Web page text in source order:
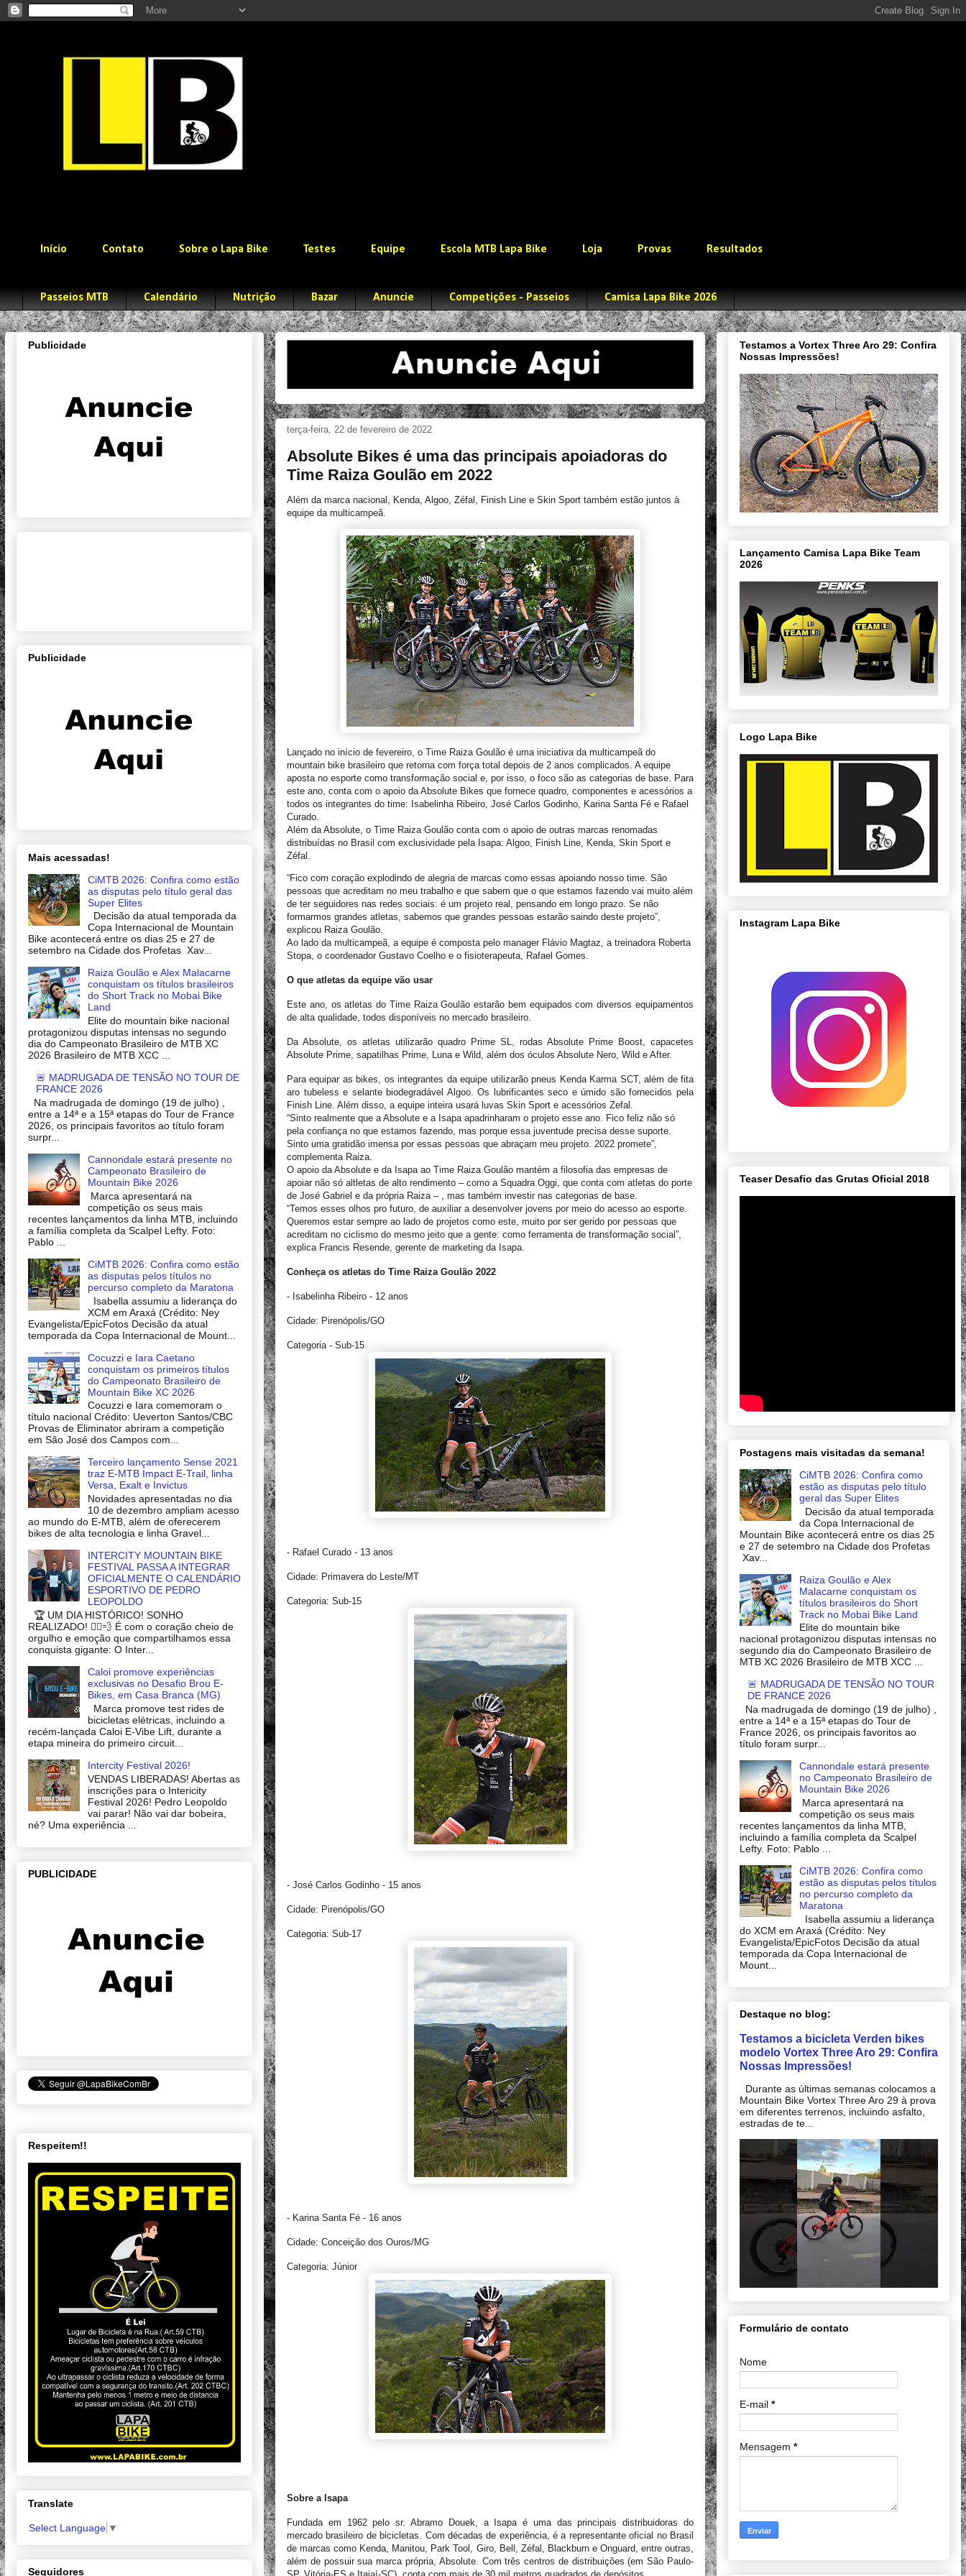
Início Contato Sobre o Lapa Bike Testes Equipe Escola MTB Lapa Bike Loja Provas Resultados
Passeios MTB Calendário Nutrição Bazar Anuncie Competições - Passeios Camisa Lapa Bike 2026
terça-feira, 22 de fevereiro de 2022
Absolute Bikes é uma das principais apoiadoras do
Time Raiza Goulão em 2022
Além da marca nacional, Kenda, Algoo, Zéfal, Finish Line e Skin Sport também estão juntos à
equipe da multicampeã.
Lançado no início de fevereiro, o Time Raiza Goulão é uma iniciativa da multicampeã do
mountain bike brasileiro que retorna com força total depois de 2 anos complicados. A equipe
aposta no esporte como transformação social e, por isso, o foco são as categorias de base. Para
este ano, conta com o apoio da Absolute Bikes que fornece quadro, componentes e acessórios a
todos os integrantes do time: Isabelinha Ribeiro, José Carlos Godinho, Karina Santa Fé e Rafael
Curado.
Além da Absolute, o Time Raiza Goulão conta com o apoio de outras marcas renomadas
distribuídas no Brasil com exclusividade pela Isapa: Algoo, Finish Line, Kenda, Skin Sport e
Zéfal.
“Fico com coração explodindo de alegria de marcas como essas apoiando nosso time. São
pessoas que acreditam no meu trabalho e que sabem que o que estamos fazendo vai muito além
de ter seguidores nas redes sociais: é um projeto real, pensando em longo prazo. Se não
formarmos grandes atletas, sabemos que grandes pessoas estarão saindo deste projeto”,
explicou Raiza Goulão.
Ao lado da multicampeã, a equipe é composta pelo manager Flávio Magtaz, a treinadora Roberta
Stopa, o coordenador Gustavo Coelho e o fisioterapeuta, Rafael Gomes.
O que atletas da equipe vão usar
Este ano, os atletas do Time Raiza Goulão estarão bem equipados com diversos equipamentos
de alta qualidade, todos disponíveis no mercado brasileiro.
Da Absolute, os atletas utilizarão quadro Prime SL, rodas Absolute Prime Boost, capacetes
Absolute Prime, sapatilhas Prime, Luna e Wild, além dos óculos Absolute Nero, Wild e After.
Para equipar as bikes, os integrantes da equipe utilizarão pneus Kenda Karma SCT, além de fita
aro tubeless e selante biodegradável Algoo. Os lubrificantes seco e úmido são fornecidos pela
Finish Line. Além disso, a equipe inteira usará luvas Skin Sport e acessórios Zefal.
“Sinto realmente que a Absolute e a Isapa apadrinharam o projeto esse ano. Fico feliz não só
pela confiança no que estamos fazendo, mas porque essa juventude precisa desse suporte.
Sinto uma gratidão imensa por essas pessoas que abraçam meu projeto. 2022 promete”,
complementa Raiza.
O apoio da Absolute e da Isapa ao Time Raiza Goulão mantém a filosofia das empresas de
apoiar não só altletas de alto rendimento – como a Squadra Oggi, que conta com atletas do porte
de José Gabriel e da própria Raiza – , mas também investir nas categorias de base.
“Temos esses olhos pro futuro, de auxiliar a desenvolver jovens por meio do acesso ao esporte.
Queremos estar sempre ao lado de projetos como este, muito por ser gerido por pessoas que
acreditam no ciclismo do mesmo jeito que a gente: como ferramenta de transformação social”,
explica Francis Resende, gerente de marketing da Isapa.
Conheça os atletas do Time Raiza Goulão 2022
- Isabelinha Ribeiro - 12 anos
Cidade: Pirenópolis/GO
Categoria - Sub-15
- Rafael Curado - 13 anos
Cidade: Primavera do Leste/MT
Categoria: Sub-15
- José Carlos Godinho - 15 anos
Cidade: Pirenópolis/GO
Categoria: Sub-17
- Karina Santa Fé - 16 anos
Cidade: Conceição dos Ouros/MG
Categoria: Júnior
Sobre a Isapa
Fundada em 1962 pelo sr. Abramo Douek, a Isapa é uma das principais distribuidoras do
mercado brasileiro de bicicletas. Com décadas de experiência, é a representante oficial no Brasil
de marcas como Kenda, Manitou, Park Tool, Giro, Bell, Zéfal, Blackburn e Onguard, entre outras,
além de possuir sua marca própria, Absolute. Com três centros de distribuições (em São Paulo-
Publicidade
Publicidade
Mais acessadas!
CiMTB 2026: Confira como estão
as disputas pelo título geral das
Super Elites
Decisão da atual temporada da
Copa Internacional de Mountain
Bike acontecerá entre os dias 25 e 27 de
setembro na Cidade dos Profetas Xav...
Raiza Goulão e Alex Malacarne
conquistam os títulos brasileiros
do Short Track no Mobai Bike
Land
Elite do mountain bike nacional
protagonizou disputas intensas no segundo
dia do Campeonato Brasileiro de MTB XC
2026 Brasileiro de MTB XCC ...
🚨 MADRUGADA DE TENSÃO NO TOUR DE
FRANCE 2026
Na madrugada de domingo (19 de julho) ,
entre a 14ª e a 15ª etapas do Tour de France
2026, os principais favoritos ao título foram
surpr...
Cannondale estará presente no
Campeonato Brasileiro de
Mountain Bike 2026
Marca apresentará na
competição os seus mais
recentes lançamentos da linha MTB, incluindo
a família completa da Scalpel Lefty. Foto:
Pablo ...
CiMTB 2026: Confira como estão
as disputas pelos títulos no
percurso completo da Maratona
Isabella assumiu a liderança do
XCM em Araxá (Crédito: Ney
Evangelista/EpicFotos Decisão da atual
temporada da Copa Internacional de Mount...
Cocuzzi e Iara Caetano
conquistam os primeiros títulos
do Campeonato Brasileiro de
Mountain Bike XC 2026
Cocuzzi e Iara comemoram o
título nacional Crédito: Ueverton Santos/CBC
Provas de Eliminator abriram a competição
em São José dos Campos com...
Terceiro lançamento Sense 2021
traz E-MTB Impact E-Trail, linha
Versa, Exalt e Invictus
Novidades apresentadas no dia
10 de dezembro ampliam acesso
ao mundo do E-MTB, além de oferecerem
bikes de alta tecnologia e linha Gravel...
INTERCITY MOUNTAIN BIKE
FESTIVAL PASSA A INTEGRAR
OFICIALMENTE O CALENDÁRIO
ESPORTIVO DE PEDRO
LEOPOLDO
🏆 UM DIA HISTÓRICO! SONHO
REALIZADO! 🚴‍♂️💨 É com o coração cheio de
orgulho e emoção que compartilhamos essa
conquista gigante: O Inter...
Caloi promove experiências
exclusivas no Desafio Brou E-
Bikes, em Casa Branca (MG)
Marca promove test rides de
bicicletas elétricas, incluindo a
recém-lançada Caloi E-Vibe Lift, durante a
etapa mineira do primeiro circuit...
Intercity Festival 2026!
VENDAS LIBERADAS! Abertas as
inscrições para o Intericity
Festival 2026! Pedro Leopoldo
vai parar! Não vai dar bobeira,
né? Uma experiência ...
PUBLICIDADE
Respeitem!!
Translate
Select Language ▼
Seguidores
Testamos a Vortex Three Aro 29: Confira
Nossas Impressões!
Lançamento Camisa Lapa Bike Team
2026
Logo Lapa Bike
Instagram Lapa Bike
Teaser Desafio das Grutas Oficial 2018
Postagens mais visitadas da semana!
CiMTB 2026: Confira como
estão as disputas pelo título
geral das Super Elites
Decisão da atual temporada
da Copa Internacional de
Mountain Bike acontecerá entre os dias 25
e 27 de setembro na Cidade dos Profetas
Xav...
Raiza Goulão e Alex
Malacarne conquistam os
títulos brasileiros do Short
Track no Mobai Bike Land
Elite do mountain bike
nacional protagonizou disputas intensas no
segundo dia do Campeonato Brasileiro de
MTB XC 2026 Brasileiro de MTB XCC ...
🚨 MADRUGADA DE TENSÃO NO TOUR
DE FRANCE 2026
Na madrugada de domingo (19 de julho) ,
entre a 14ª e a 15ª etapas do Tour de
France 2026, os principais favoritos ao
título foram surpr...
Cannondale estará presente
no Campeonato Brasileiro de
Mountain Bike 2026
Marca apresentará na
competição os seus mais
recentes lançamentos da linha MTB,
incluindo a família completa da Scalpel
Lefty. Foto: Pablo ...
CiMTB 2026: Confira como
estão as disputas pelos títulos
no percurso completo da
Maratona
Isabella assumiu a liderança
do XCM em Araxá (Crédito: Ney
Evangelista/EpicFotos Decisão da atual
temporada da Copa Internacional de
Mount...
Destaque no blog:
Testamos a bicicleta Verden bikes
modelo Vortex Three Aro 29: Confira
Nossas Impressões!
Durante as últimas semanas colocamos a
Mountain Bike Vortex Three Aro 29 à prova
em diferentes terrenos, incluindo asfalto,
estradas de te...
Formulário de contato
Nome
E-mail *
Mensagem *